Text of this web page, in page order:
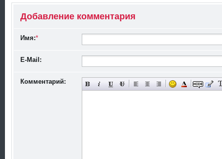
Добавление комментария
Имя:*
E-Mail:
Комментарий: